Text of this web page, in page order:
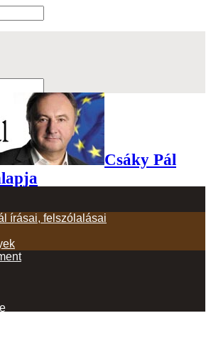
Csáky Pál
írásai, felszólalásai